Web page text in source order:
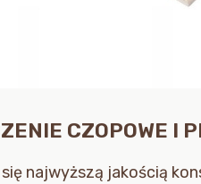
CZOPOWE I
najwyższą jakością